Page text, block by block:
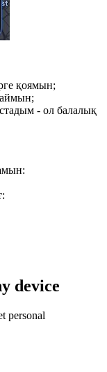
қоямын;
- ол балалық
device
personal